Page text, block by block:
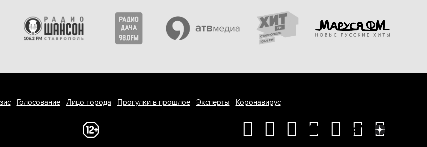
Голосование Лицо города Прогулки в прошлое Эксперты Коронавирус